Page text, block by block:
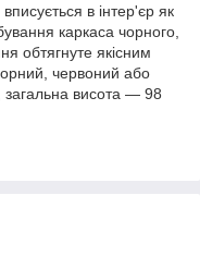
в інтер'єр як
каркаса чорного,
обтягнуте якісним
червоний або
висота — 98